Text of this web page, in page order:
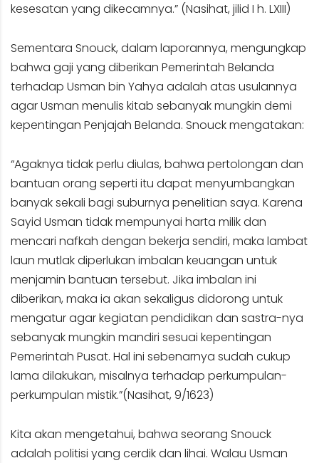
kesesatan yang dikecamnya.” (Nasihat, jilid I h. LXIII)
Sementara Snouck, dalam laporannya, mengungkap
bahwa gaji yang diberikan Pemerintah Belanda
terhadap Usman bin Yahya adalah atas usulannya
agar Usman menulis kitab sebanyak mungkin demi
kepentingan Penjajah Belanda. Snouck mengatakan:
“Agaknya tidak perlu diulas, bahwa pertolongan dan
bantuan orang seperti itu dapat menyumbangkan
banyak sekali bagi suburnya penelitian saya. Karena
Sayid Usman tidak mempunyai harta milik dan
mencari nafkah dengan bekerja sendiri, maka lambat
laun mutlak diperlukan imbalan keuangan untuk
menjamin bantuan tersebut. Jika imbalan ini
diberikan, maka ia akan sekaligus didorong untuk
mengatur agar kegiatan pendidikan dan sastra-nya
sebanyak mungkin mandiri sesuai kepentingan
Pemerintah Pusat. Hal ini sebenarnya sudah cukup
lama dilakukan, misalnya terhadap perkumpulan-
perkumpulan mistik.”(Nasihat, 9/1623)
Kita akan mengetahui, bahwa seorang Snouck
adalah politisi yang cerdik dan lihai. Walau Usman